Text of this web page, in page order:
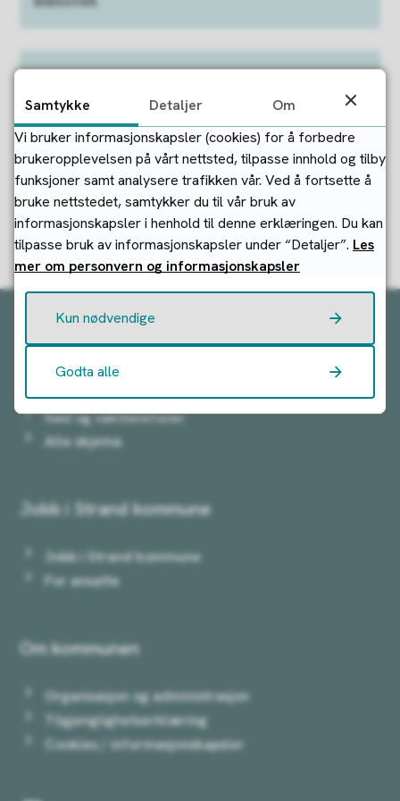
Fant du det du lette etter?
Ja Nei
Kontakt oss:
Kontakt Strand kommune
Nød og vakttelefoner
Alle skjema
Jobb i Strand kommune
Jobb i Strand kommune
For ansatte
Om kommunen
Organisasjon og administrasjon
Tilgjenglighetserklæring
Cookies / informasjonskapsler
Samtykke Detaljer
Om
Vi bruker informasjonskapsler (cookies) for å forbedre
brukeropplevelsen på vårt nettsted, tilpasse innhold og tilby
funksjoner samt analysere trafikken vår. Ved å fortsette å
bruke nettstedet, samtykker du til vår bruk av
informasjonskapsler i henhold til denne erklæringen. Du kan
tilpasse bruk av informasjonskapsler under “Detaljer”. Les
mer om personvern og informasjonskapsler
Kun nødvendige
Godta alle